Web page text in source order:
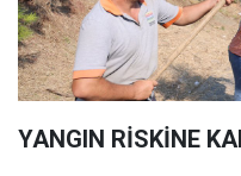
YANGIN RİSKİNE